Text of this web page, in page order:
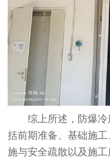
综上所述，防爆冷
括前期准备、基础施
施与安全疏散以及施